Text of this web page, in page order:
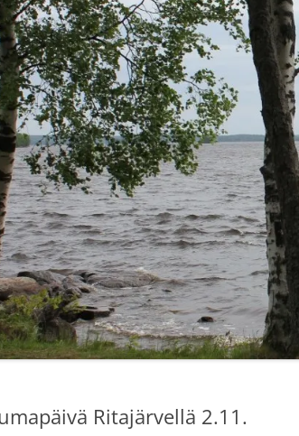
KYLÄKUVIA
KYLÄKOULUT
KYLIEN KIRKOT
Ritajärvellä 2.11.